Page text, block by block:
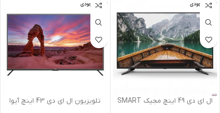
اتمام موجودی
ال اي دي 49 اينچ مجيک SMART
اتمام موجودی
تلویزیون ال اي دي 43 اينچ آيوا